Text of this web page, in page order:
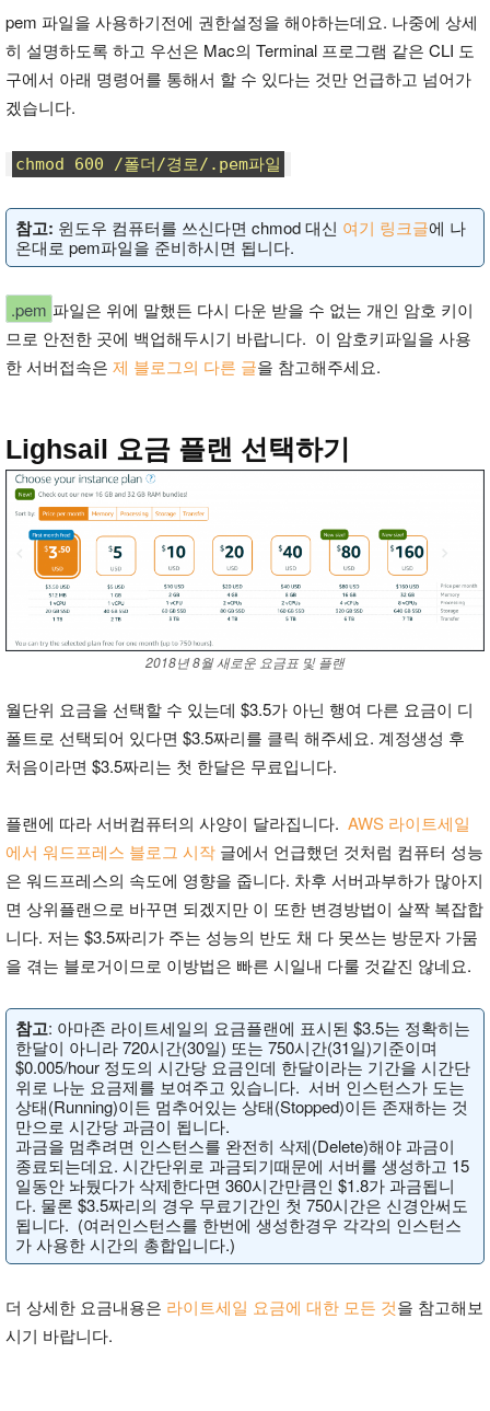
pem 파일을 사용하기전에 권한설정을 해야하는데요. 나중에 상세
히 설명하도록 하고 우선은 Mac의 Terminal 프로그램 같은 CLI 도
구에서 아래 명령어를 통해서 할 수 있다는 것만 언급하고 넘어가
겠습니다.
chmod 600 /폴더/경로/.pem파일
참고: 윈도우 컴퓨터를 쓰신다면 chmod 대신 여기 링크글에 나
온대로 pem파일을 준비하시면 됩니다.
.pem 파일은 위에 말했든 다시 다운 받을 수 없는 개인 암호 키이
므로 안전한 곳에 백업해두시기 바랍니다. 이 암호키파일을 사용
한 서버접속은 제 블로그의 다른 글을 참고해주세요.
Lighsail 요금 플랜 선택하기
2018년 8월 새로운 요금표 및 플랜
월단위 요금을 선택할 수 있는데 $3.5가 아닌 행여 다른 요금이 디
폴트로 선택되어 있다면 $3.5짜리를 클릭 해주세요. 계정생성 후
처음이라면 $3.5짜리는 첫 한달은 무료입니다.
플랜에 따라 서버컴퓨터의 사양이 달라집니다. AWS 라이트세일
에서 워드프레스 블로그 시작 글에서 언급했던 것처럼 컴퓨터 성능
은 워드프레스의 속도에 영향을 줍니다. 차후 서버과부하가 많아지
면 상위플랜으로 바꾸면 되겠지만 이 또한 변경방법이 살짝 복잡합
니다. 저는 $3.5짜리가 주는 성능의 반도 채 다 못쓰는 방문자 가뭄
을 겪는 블로거이므로 이방법은 빠른 시일내 다룰 것같진 않네요.
참고: 아마존 라이트세일의 요금플랜에 표시된 $3.5는 정확히는
한달이 아니라 720시간(30일) 또는 750시간(31일)기준이며
$0.005/hour 정도의 시간당 요금인데 한달이라는 기간을 시간단
위로 나눈 요금제를 보여주고 있습니다. 서버 인스턴스가 도는
상태(Running)이든 멈추어있는 상태(Stopped)이든 존재하는 것
만으로 시간당 과금이 됩니다.
과금을 멈추려면 인스턴스를 완전히 삭제(Delete)해야 과금이
종료되는데요. 시간단위로 과금되기때문에 서버를 생성하고 15
일동안 놔뒀다가 삭제한다면 360시간만큼인 $1.8가 과금됩니
다. 물론 $3.5짜리의 경우 무료기간인 첫 750시간은 신경안써도
됩니다. (여러인스턴스를 한번에 생성한경우 각각의 인스턴스
가 사용한 시간의 총합입니다.)
더 상세한 요금내용은 라이트세일 요금에 대한 모든 것을 참고해보
시기 바랍니다.